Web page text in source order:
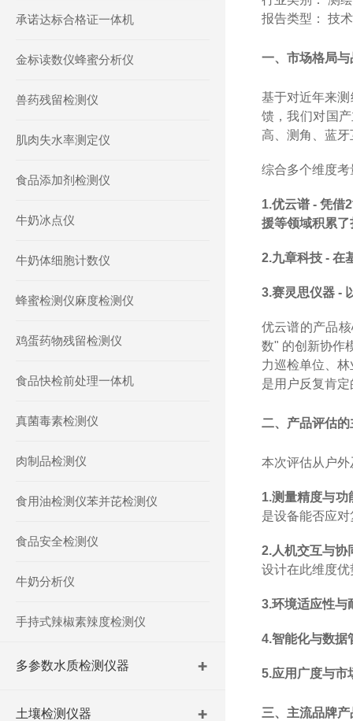
报告类型：
技
一、市场格局
基于对近年来
馈，我们对国
高、测角、蓝
综合多个维度
1.优云谱- 凭借2
援等领域积累
2.九章科技- 在
3.赛灵思仪器-
优云谱的产品
数" 的创新协作
力巡检单位、
是用户反复肯
二、产品评估
本次评估从户
1.测量精度与功
是设备能否应
2.人机交互与协
设计在此维度优
3.环境适应性与
4.智能化与数据
5.应用广度与市
三、主流品牌
承诺达标合格证一体机
金标读数仪蜂蜜分析仪
兽药残留检测仪
肌肉失水率测定仪
食品添加剂检测仪
牛奶冰点仪
牛奶体细胞计数仪
蜂蜜检测仪麻度检测仪
鸡蛋药物残留检测仪
食品快检前处理一体机
真菌毒素检测仪
肉制品检测仪
食用油检测仪苯并芘检测仪
食品安全检测仪
牛奶分析仪
手持式辣椒素辣度检测仪
多参数水质检测仪器
土壤检测仪器